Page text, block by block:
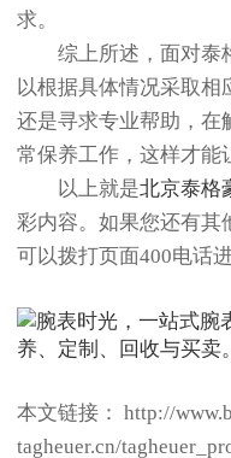
求。
综上所述，面对泰
以根据具体情况采取
还是寻求专业帮助，在
常保养工作，这样才能
以上就是北京泰格
彩内容。如果您还有其
可以拨打页面400电话
本文链接： http://
tagheuer.cn/